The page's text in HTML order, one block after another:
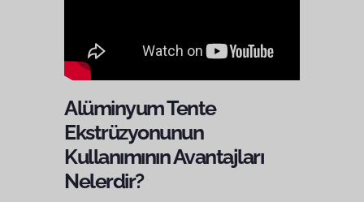
Alüminyum Tente
Ekstrüzyonunun
Kullanımının Avantajları
Nelerdir?